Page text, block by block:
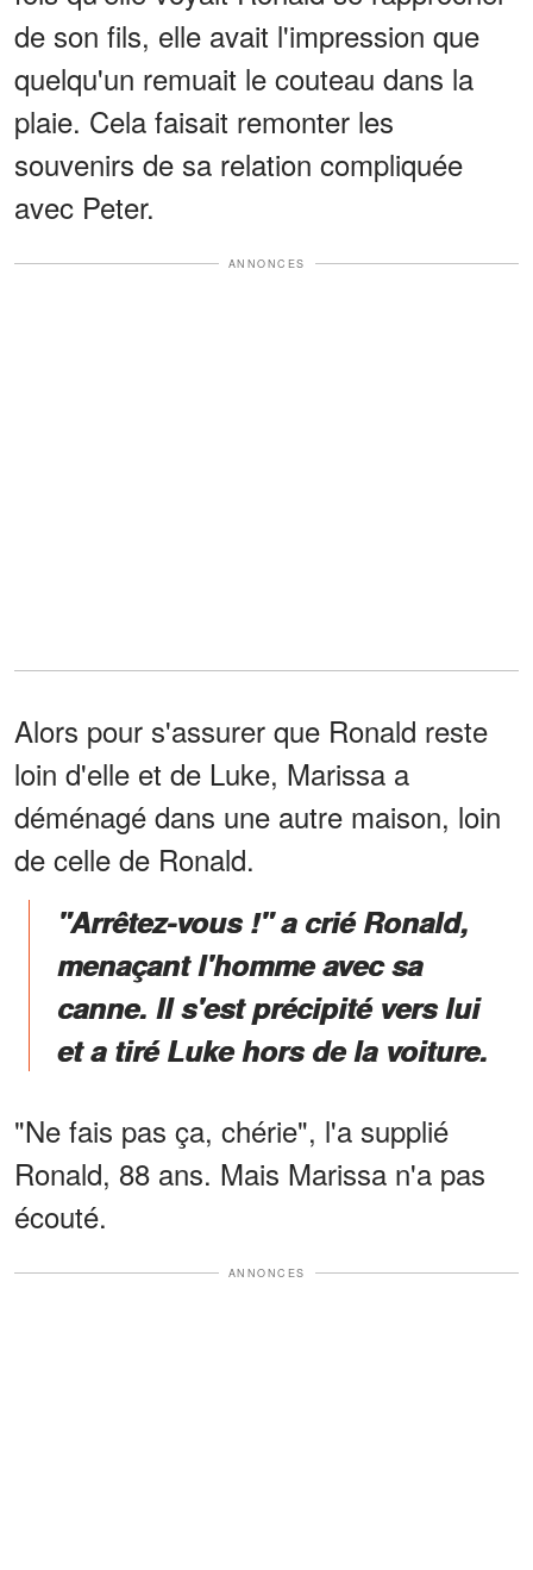
de son fils, elle avait l'impression que
quelqu'un remuait le couteau dans la
plaie. Cela faisait remonter les
souvenirs de sa relation compliquée
avec Peter.
ANNONCES
Alors pour s'assurer que Ronald reste
loin d'elle et de Luke, Marissa a
déménagé dans une autre maison, loin
de celle de Ronald.
"Arrêtez-vous !" a crié Ronald,
menaçant l'homme avec sa
canne. Il s'est précipité vers lui
et a tiré Luke hors de la voiture.
"Ne fais pas ça, chérie", l'a supplié
Ronald, 88 ans. Mais Marissa n'a pas
écouté.
ANNONCES